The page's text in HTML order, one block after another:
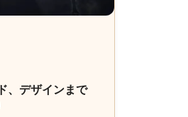
、デザインまで